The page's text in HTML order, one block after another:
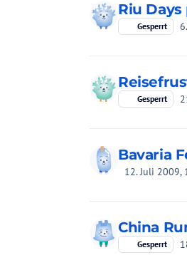
Riu
Gesperrt
Gesperrt
Bavaria
12. Juli 2009,
China
Gesperrt